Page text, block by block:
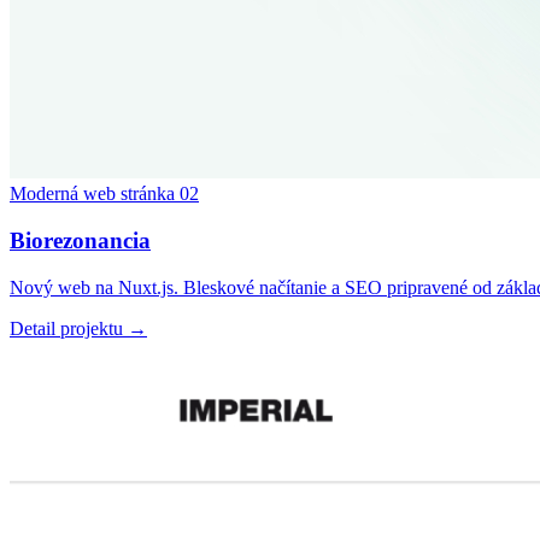
Moderná web stránka 02
Biorezonancia
Nový web na Nuxt.js. Bleskové načítanie a SEO pripravené od
Detail projektu →